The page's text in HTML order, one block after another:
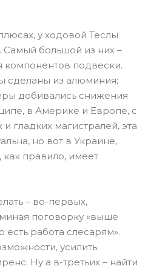
у ходовой Теслы
большой из них –
компонентов подвески.
сделаны из алюминия;
добивались снижения
в Америке и Европе, с
гладких магистралей, эта
но вот в Украине,
правило, имеет
– во-первых,
поговорку «выше
работа слесарям».
усилить
Ну а в-третьих – найти